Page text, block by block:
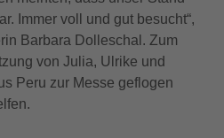
Immer voll und gut besucht“,
Barbara Dolleschal. Zum
von Julia, Ulrike und
Peru zur Messe geflogen